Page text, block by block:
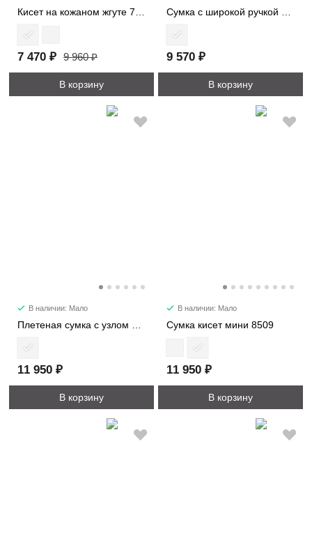
7 470 ₽ 9 960 ₽
В корзину
9 570 ₽
В корзину
В наличии: Мало
11 950 ₽
В корзину
В наличии: Мало
Сумка кисет мини 8509
11 950 ₽
В корзину